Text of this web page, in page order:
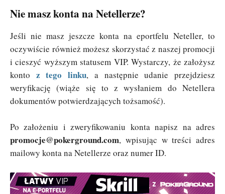
Nie masz konta na Netellerze?
Jeśli nie masz jeszcze konta na eportfelu Neteller, to
oczywiście również możesz skorzystać z naszej promocji
i cieszyć wyższym statusem VIP. Wystarczy, że założysz
konto z tego linku, a następnie udanie przejdziesz
weryfikację (wiąże się to z wysłaniem do Netellera
dokumentów potwierdzających tożsamość).
Po założeniu i zweryfikowaniu konta napisz na adres
promocje@pokerground.com, wpisując w treści adres
mailowy konta na Netellerze oraz numer ID.